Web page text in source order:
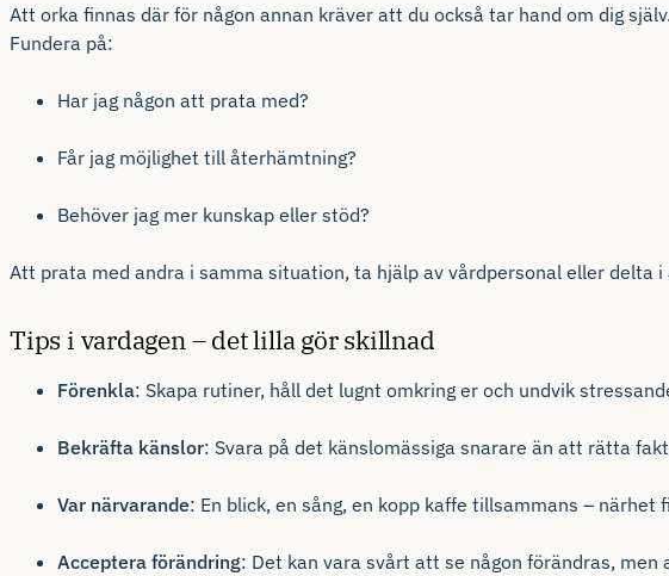
Att orka finnas där för någon annan kräver att du också tar hand om dig
Fundera på:
Har jag någon att prata med?
Får jag möjlighet till återhämtning?
Behöver jag mer kunskap eller stöd?
Att prata med andra i samma situation, ta hjälp av vårdpersonal eller delta
Tips i vardagen – det lilla gör skillnad
Förenkla: Skapa rutiner, håll det lugnt omkring er och undvik
Bekräfta känslor: Svara på det känslomässiga snarare än att rätta
Var närvarande: En blick, en sång, en kopp kaffe tillsammans – närhet
Acceptera förändring: Det kan vara svårt att se någon förändras,